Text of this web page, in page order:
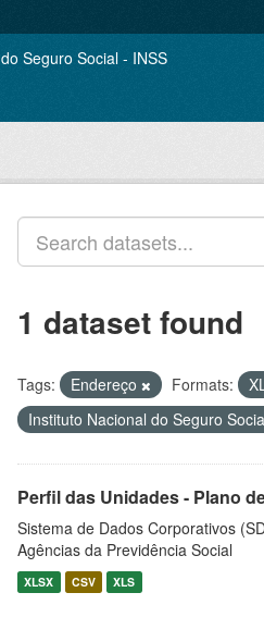
1 dataset found
Tags: Endereço Formats:
Instituto Nacional do Seguro
Perfil das Unidades - Plano
Sistema de Dados Corporativos
Agências da Previdência Social
XLSX CSV XLS